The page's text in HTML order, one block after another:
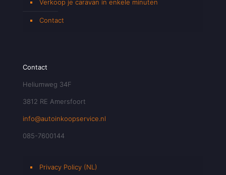
Verkoop je caravan in enkele minuten
Contact
Contact
Heliumweg 34F
3812 RE Amersfoort
info@autoinkoopservice.nl
085-7600144
Privacy Policy (NL)